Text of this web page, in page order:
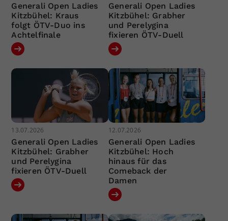
Generali Open Ladies
Kitzbühel: Kraus
folgt ÖTV-Duo ins
Achtelfinale
Generali Open Ladies
Kitzbühel: Grabher
und Perelygina
fixieren ÖTV-Duell
13.07.2026
Generali Open Ladies
Kitzbühel: Grabher
und Perelygina
fixieren ÖTV-Duell
12.07.2026
Generali Open Ladies
Kitzbühel: Hoch
hinaus für das
Comeback der
Damen